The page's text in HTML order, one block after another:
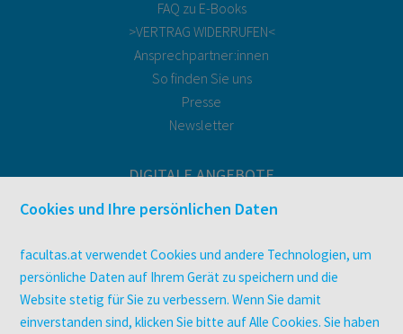
FAQ zu E-Books
>VERTRAG WIDERRUFEN<
Ansprechpartner:innen
So finden Sie uns
Presse
Newsletter
DIGITALE ANGEBOTE
Überblick
utb elibrary
E-Books
facultas Club
Cookies und Ihre persönlichen Daten
facultas.at verwendet Cookies und andere Technologien, um
persönliche Daten auf Ihrem Gerät zu speichern und die
Website stetig für Sie zu verbessern. Wenn Sie damit
einverstanden sind, klicken Sie bitte auf Alle Cookies. Sie haben